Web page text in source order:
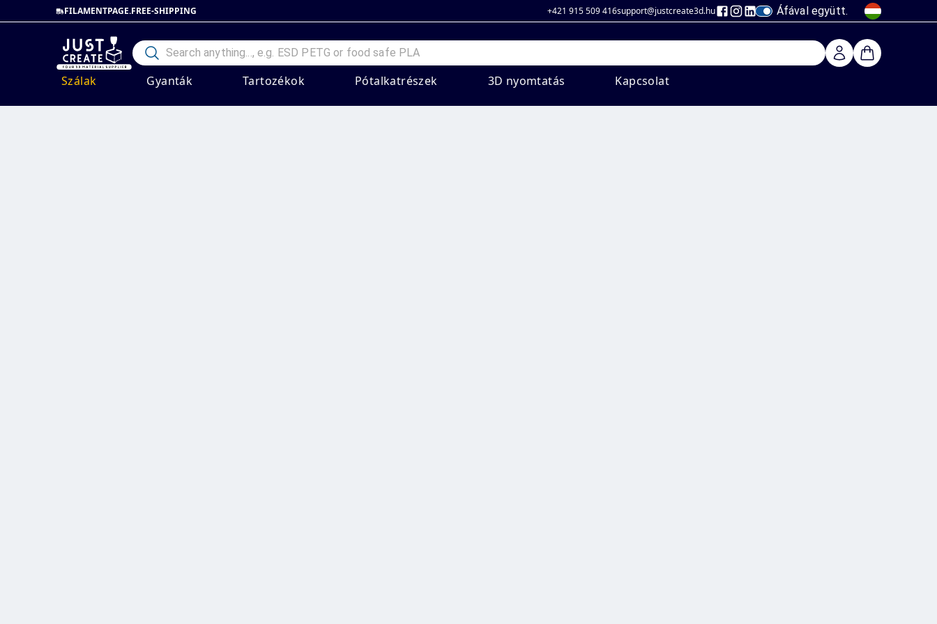
FILAMENTPAGE.FREE-SHIPPING +421 915 509 416support@justcreate3d.hu Áfával együtt.
Szálak Gyanták Tartozékok Pótalkatrészek 3D nyomtatás Kapcsolat